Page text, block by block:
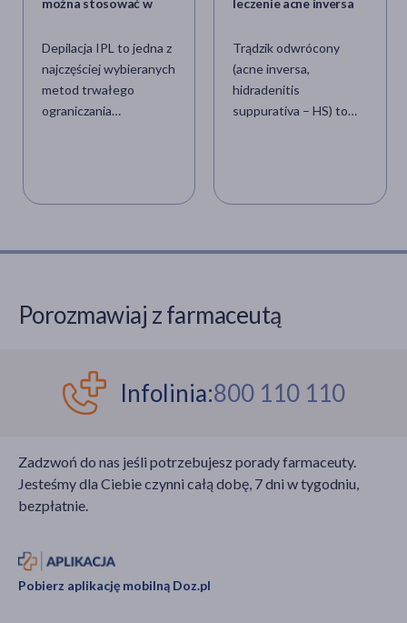
Depilacja IPL to jedna z
najczęściej wybieranych
metod trwałego
ograniczania
Technologia
na stopniowe
prowadzi do redukcji ich
wzrostu.
Trądzik odwrócony
(acne inversa,
hidradenitis
suppurativa – HS) to
nazwa sugeruje
to ma odmienny
podejścia
terapeutycznego.
najczęściej pojawiają się
w okolicach fałdów
Porozmawiaj z farmaceutą
Infolinia:800 110 110
Zadzwoń do nas jeśli potrzebujesz porady farmaceuty.
Jesteśmy dla Ciebie czynni całą dobę, 7 dni w tygodniu,
bezpłatnie.
Pobierz aplikację mobilną Doz.pl